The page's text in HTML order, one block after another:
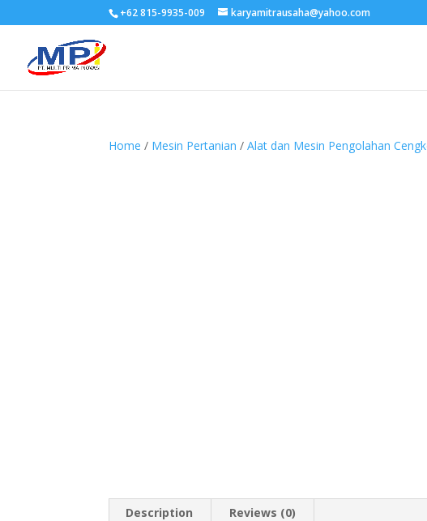
+62 815-9935-009 karyamitrausaha@yahoo.com
Home / Mesin Pertanian /Alat dan Mesin Pengolahan
Description Reviews (0)